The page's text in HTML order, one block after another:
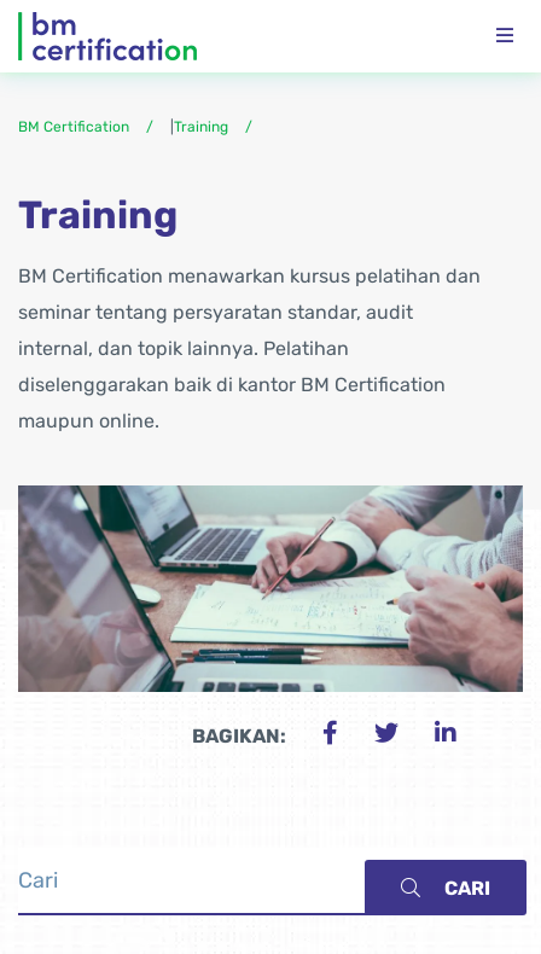
BM Certification Training
Training
BM Certification menawarkan kursus pelatihan dan
seminar tentang persyaratan standar, audit
internal, dan topik lainnya. Pelatihan
diselenggarakan baik di kantor BM Certification
maupun online.
BAGIKAN:
CARI